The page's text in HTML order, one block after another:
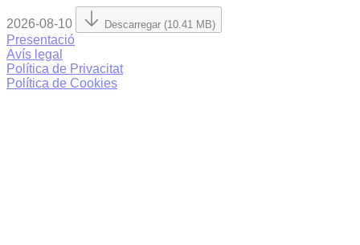
2026-08-10 Descarregar (10.41 MB)
Presentació
Avís legal
Política de Privacitat
Política de Cookies